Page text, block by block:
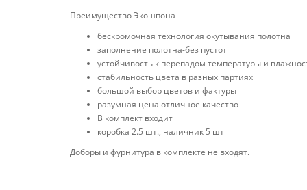
Преимущество Экошпона
бескромочная технология окутывания полотна
заполнение полотна-без пустот
устойчивость к перепадом температуры и
стабильность цвета в разных партиях
большой выбор цветов и фактуры
разумная цена отличное качество
В комплект входит
коробка 2.5 шт., наличник 5 шт
Доборы и фурнитура в комплекте не входят.